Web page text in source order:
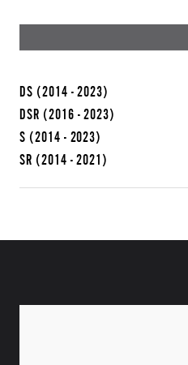
DS (2014 - 2023)
DSR (2016 - 2023)
S (2014 - 2023)
SR (2014 - 2021)